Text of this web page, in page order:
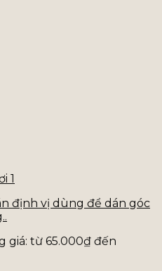
định vị dùng để dán góc
giá: từ 65.000₫ đến